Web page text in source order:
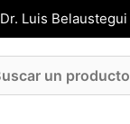
Dr. Luis